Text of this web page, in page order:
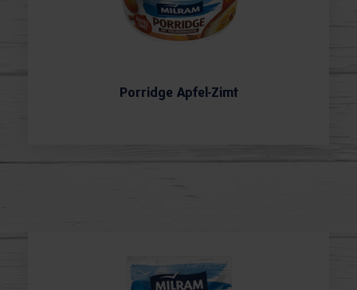
Porridge Apfel-Zimt